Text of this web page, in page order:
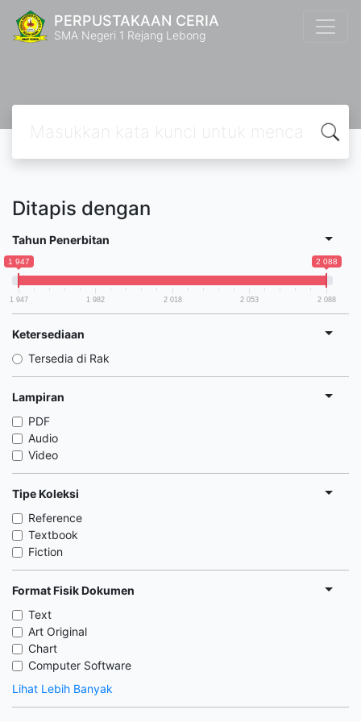
PERPUSTAKAAN CERIA
SMA Negeri 1 Rejang Lebong
Ditapis dengan
Tahun Penerbitan
1 947 2 088
1 947 1 982 2 018 2 053 2 088
Ketersediaan
Tersedia di Rak
Lampiran
PDF
Audio
Video
Tipe Koleksi
Reference
Textbook
Fiction
Format Fisik Dokumen
Text
Art Original
Chart
Computer Software
Lihat Lebih Banyak